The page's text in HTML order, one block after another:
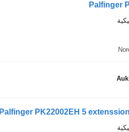
Palfinger
Palfinger PK22002EH 5